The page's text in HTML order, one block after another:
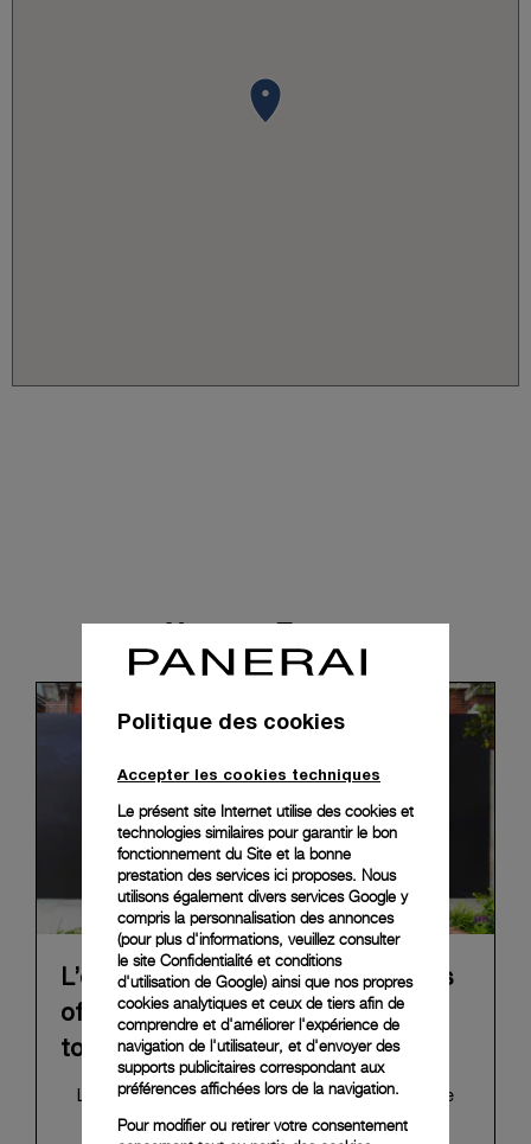
News & Events
L’exposition itinérante « The Depths
of Time » de Panerai achève sa
tournée à Taipei
L’exposition « The Depths of Time », qui retrace
l'histoire de Panerai, a conclu sa tournée
Politique des cookies
Accepter les cookies techniques
Le présent site Internet utilise des cookies et
technologies similaires pour garantir le bon
fonctionnement du Site et la bonne
prestation des services ici proposes. Nous
utilisons également divers services Google y
compris la personnalisation des annonces
(pour plus d'informations, veuillez consulter
le site Confidentialité et conditions
d'utilisation de Google) ainsi que nos propres
cookies analytiques et ceux de tiers afin de
comprendre et d'améliorer l'expérience de
navigation de l'utilisateur, et d'envoyer des
supports publicitaires correspondant aux
préférences affichées lors de la navigation.
Pour modifier ou retirer votre consentement